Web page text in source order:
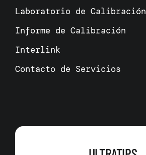
Laboratorio de Calibración
Informe de Calibración
Interlink
Contacto de Servicios